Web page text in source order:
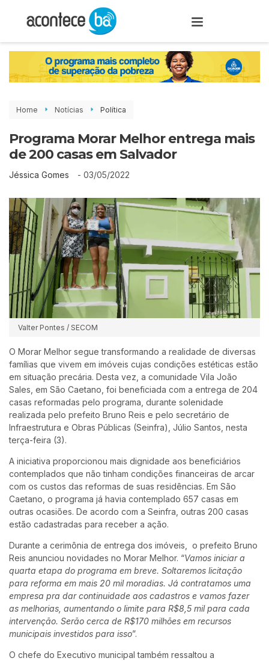
Home Notícias Política
Programa Morar Melhor entrega mais
de 200 casas em Salvador
Jéssica Gomes - 03/05/2022
Valter Pontes / SECOM
O Morar Melhor segue transformando a realidade de diversas
famílias que vivem em imóveis cujas condições estéticas estão
em situação precária. Desta vez, a comunidade Vila João
Sales, em São Caetano, foi beneficiada com a entrega de 204
casas reformadas pelo programa, durante solenidade
realizada pelo prefeito Bruno Reis e pelo secretário de
Infraestrutura e Obras Públicas (Seinfra), Júlio Santos, nesta
terça-feira (3).
A iniciativa proporcionou mais dignidade aos beneficiários
contemplados que não tinham condições financeiras de arcar
com os custos das reformas de suas residências. Em São
Caetano, o programa já havia contemplado 657 casas em
outras ocasiões. De acordo com a Seinfra, outras 200 casas
estão cadastradas para receber a ação.
Durante a cerimônia de entrega dos imóveis, o prefeito Bruno
Reis anunciou novidades no Morar Melhor. “Vamos iniciar a
quarta etapa do programa em breve. Soltaremos licitação
para reforma em mais 20 mil moradias. Já contratamos uma
empresa pra dar continuidade aos cadastros e vamos fazer
as melhorias, aumentando o limite para R$8,5 mil para cada
intervenção. Serão cerca de R$170 milhões em recursos
municipais investidos para isso”.
O chefe do Executivo municipal também ressaltou a